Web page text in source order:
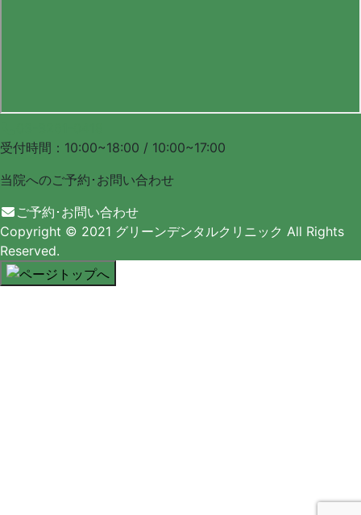
受付時間：10:00~18:00 / 10:00~17:00
当院へのご予約･ お問い合わせ
ご予約･お問い合わせ
Copyright © 2021 グリーンデンタルクリニック All Rights
Reserved.